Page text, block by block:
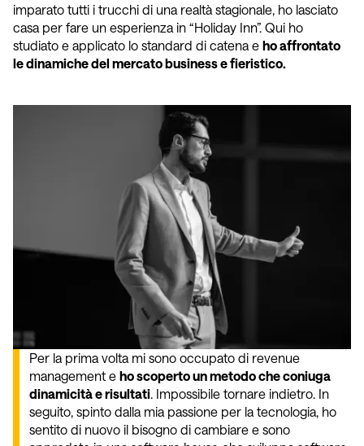
imparato tutti i trucchi di una realtà stagionale, ho lasciato
casa per fare un esperienza in “Holiday Inn”. Qui ho
studiato e applicato lo standard di catena e ho affrontato
le dinamiche del mercato business e fieristico.
Per la prima volta mi sono occupato di revenue
management e ho scoperto un metodo che coniuga
dinamicità e risultati. Impossibile tornare indietro. In
seguito, spinto dalla mia passione per la tecnologia, ho
sentito di nuovo il bisogno di cambiare e sono